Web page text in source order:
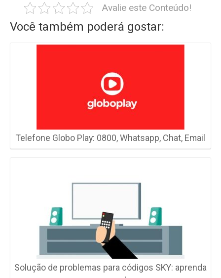
Avalie este Conteúdo!
Você também poderá gostar:
Telefone Globo Play: 0800, Whatsapp, Chat, Email
Solução de problemas para códigos SKY: aprenda